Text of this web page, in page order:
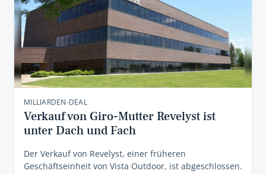
MILLIARDEN-DEAL
Verkauf von Giro-Mutter Revelyst ist
unter Dach und Fach
Der Verkauf von Revelyst, einer früheren
Geschäftseinheit von Vista Outdoor, ist abgeschlossen.